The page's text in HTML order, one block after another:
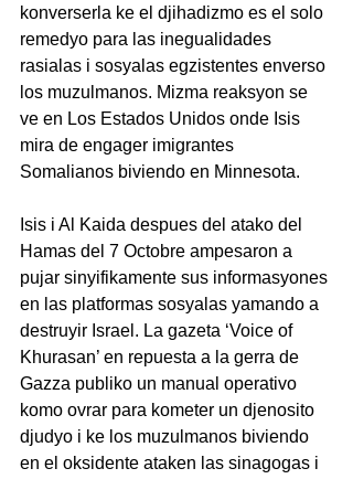
konverserla ke el djihadizmo es el solo
remedyo para las inegualidades
rasialas i sosyalas egzistentes enverso
los muzulmanos. Mizma reaksyon se
ve en Los Estados Unidos onde Isis
mira de engager imigrantes
Somalianos biviendo en Minnesota.
Isis i Al Kaida despues del atako del
Hamas del 7 Octobre ampesaron a
pujar sinyifikamente sus informasyones
en las platformas sosyalas yamando a
destruyir Israel. La gazeta ‘Voice of
Khurasan’ en repuesta a la gerra de
Gazza publiko un manual operativo
komo ovrar para kometer un djenosito
djudyo i ke los muzulmanos biviendo
en el oksidente ataken las sinagogas i